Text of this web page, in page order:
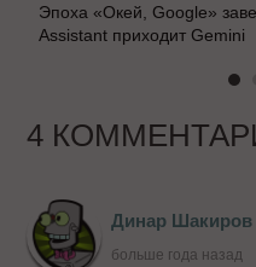
Эпоха «Окей, Google»
Assistant приходит Gemini
4
Динар Шакиров
больше года назад